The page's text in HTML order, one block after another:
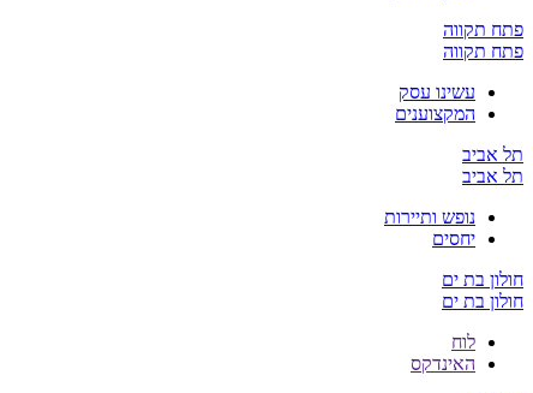
פתח תקווה
פתח תקווה
עשינו עסק
המקצוענים
תל אביב
תל אביב
נופש ותיירות
יחסים
חולון בת ים
חולון בת ים
לוח
האינדקס